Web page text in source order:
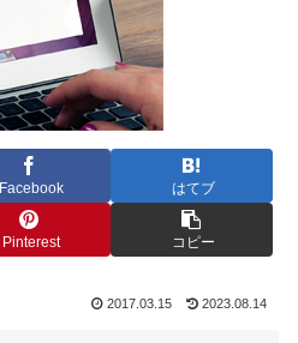
Facebook はてブ
Pinterest コピー
2017.03.15 2023.08.14